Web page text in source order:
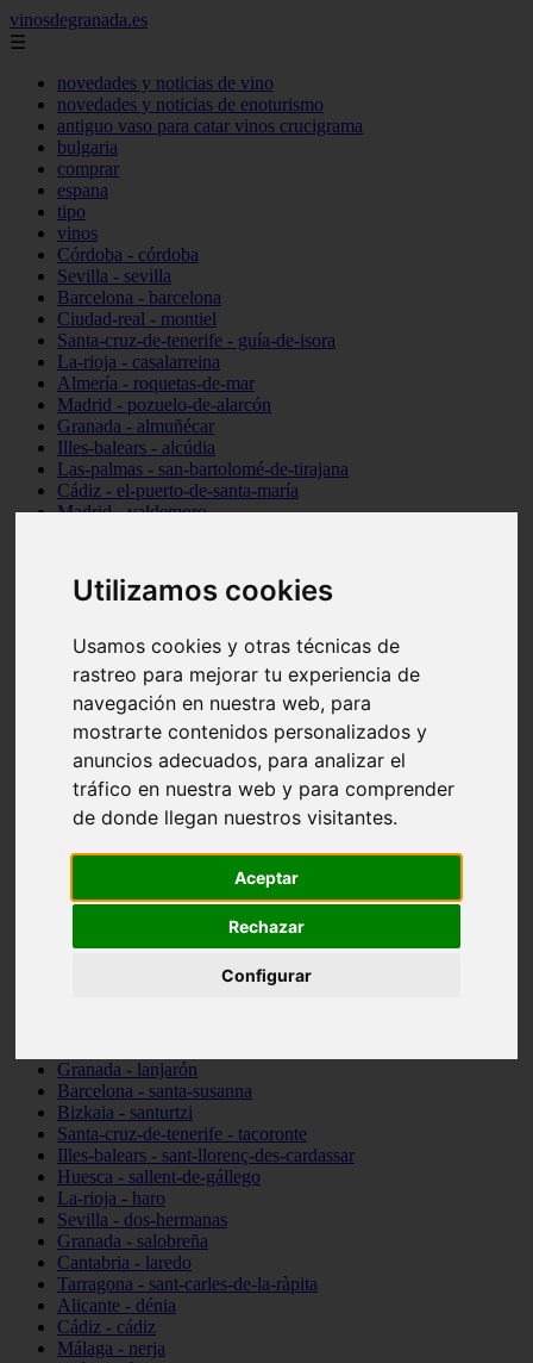
Utilizamos cookies
Usamos cookies y otras técnicas de
rastreo para mejorar tu experiencia de
navegación en nuestra web, para
mostrarte contenidos personalizados y
anuncios adecuados, para analizar el
tráfico en nuestra web y para comprender
de donde llegan nuestros visitantes.
Aceptar
Rechazar
Configurar
vinosdegranada.es
☰
novedades y noticias de vino
novedades y noticias de enoturismo
antiguo vaso para catar vinos crucigrama
bulgaria
comprar
espana
tipo
vinos
Córdoba - córdoba
Sevilla - sevilla
Barcelona - barcelona
Ciudad-real - montiel
Santa-cruz-de-tenerife - guía-de-isora
La-rioja - casalarreina
Almería - roquetas-de-mar
Madrid - pozuelo-de-alarcón
Granada - almuñécar
Illes-balears - alcúdia
Las-palmas - san-bartolomé-de-tirajana
Cádiz - el-puerto-de-santa-maría
Madrid - valdemoro
Cantabria - suances
Sevilla - bormujos
Málaga - júzcar
Huesca - alquézar
Huesca - castejón-de-sos
Lleida - alt-àneu
Córdoba - almedinilla
Navarra - zangoza
Cantabria - arenas-de-iguña
Barcelona - la-pobla-de-lillet
Murcia - cartagena
Madrid - nuevo-baztán
Granada - lanjarón
Barcelona - santa-susanna
Bizkaia - santurtzi
Santa-cruz-de-tenerife - tacoronte
Illes-balears - sant-llorenç-des-cardassar
Huesca - sallent-de-gállego
La-rioja - haro
Sevilla - dos-hermanas
Granada - salobreña
Cantabria - laredo
Tarragona - sant-carles-de-la-ràpita
Alicante - dénia
Cádiz - cádiz
Málaga - nerja